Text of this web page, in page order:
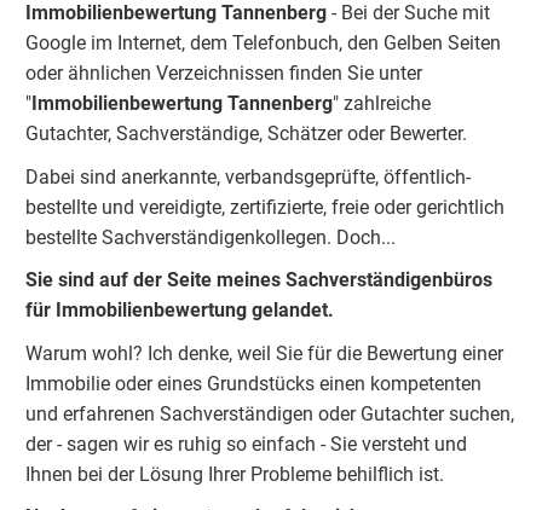
Immobilienbewertung Tannenberg - Bei der Suche mit
Google im Internet, dem Telefonbuch, den Gelben Seiten
oder ähnlichen Verzeichnissen finden Sie unter
" Immobilienbewertung Tannenberg" zahlreiche
Gutachter, Sachverständige, Schätzer oder Bewerter.
Dabei sind anerkannte, verbandsgeprüfte, öffentlich-
bestellte und vereidigte, zertifizierte, freie oder gerichtlich
bestellte Sachverständigenkollegen. Doch...
Sie sind auf der Seite meines Sachverständigenbüros
für Immobilienbewertung gelandet.
Warum wohl? Ich denke, weil Sie für die Bewertung einer
Immobilie oder eines Grundstücks einen kompetenten
und erfahrenen Sachverständigen oder Gutachter suchen,
der - sagen wir es ruhig so einfach - Sie versteht und
Ihnen bei der Lösung Ihrer Probleme behilflich ist.